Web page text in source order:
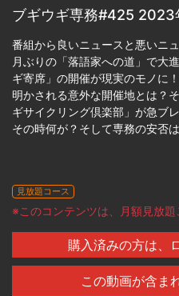
ブギウギ専務#425 2023
番組から良いニュースと悪いニ
月ぶりの「落語家への道」で大
ギ寄席」の開催が現実のモノに
明かされる意外な開催地とは？
ギサイクリング倶楽部」が急ブ
その時何が？そして専務の安否
見放題コース
※このコンテンツは、月額見放
購入済みの方は、
この動画が含ま